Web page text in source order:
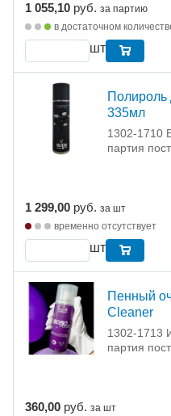
1 055,10 руб. за партию
в достаточном
шт
Полироль
335мл
1302-1710
партия
1 299,00 руб. за шт
временно отсутствует
шт
Пенный
Cleaner
1302-1713
партия
360,00 руб. за шт